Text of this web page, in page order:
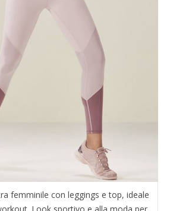
femminile con leggings e top, ideale